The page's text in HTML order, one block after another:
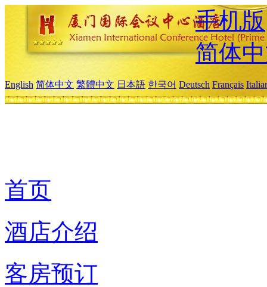
手机版
简体
English 简体中文 繁體中文 日本語 한국어 Deutsch Français
首页
酒店介绍
客房预订